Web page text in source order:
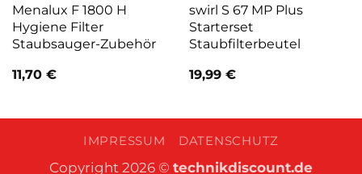
Menalux F 1800 H
Hygiene Filter
Staubsauger-Zubehör
11,70 €
swirl S 67 MP Plus
Starterset
Staubfilterbeutel
19,99 €
IMPRESSUM DATENSCHUTZ
Copyright 2026 © technikdiscount.de